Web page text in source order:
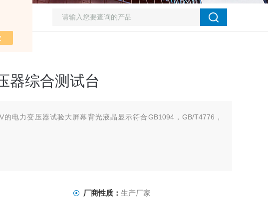
器综合测试台
的电力变压器试验大屏幕背光液晶显示符合GB1094，GB/T4776，
厂商性质： 生产厂家